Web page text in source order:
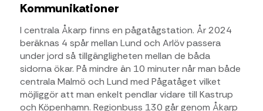
Kommunikationer
I centrala Åkarp finns en pågatågstation. År 2024
beräknas 4 spår mellan Lund och Arlöv passera
under jord så tillgängligheten mellan de båda
sidorna ökar. På mindre än 10 minuter når man både
centrala Malmö och Lund med Pågatåget vilket
möjliggör att man enkelt pendlar vidare till Kastrup
och Köpenhamn. Regionbuss 130 går genom Åkarp